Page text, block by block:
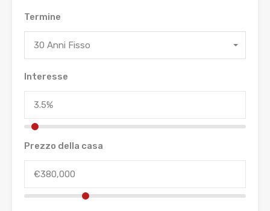
Termine
30 Anni Fisso
Interesse
Prezzo della casa